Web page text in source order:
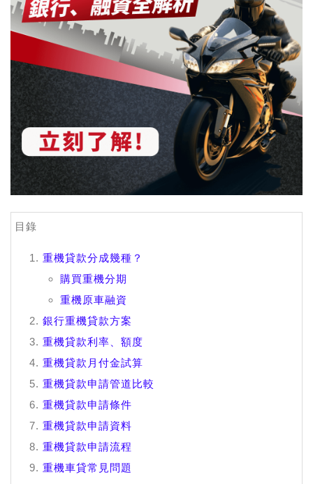
目錄
重機貸款分成幾種？
購買重機分期
重機原車融資
銀行重機貸款方案
重機貸款利率、額度
重機貸款月付金試算
重機貸款申請管道比較
重機貸款申請條件
重機貸款申請資料
重機貸款申請流程
重機車貸常見問題